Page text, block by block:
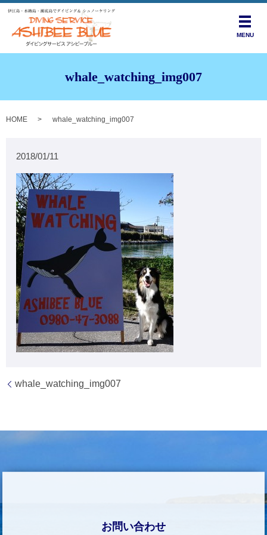
メニ
MENU
whale_watching_img007
HOME whale_watching_img007
2018/01/11
whale_watching_img007
お問い合わせ